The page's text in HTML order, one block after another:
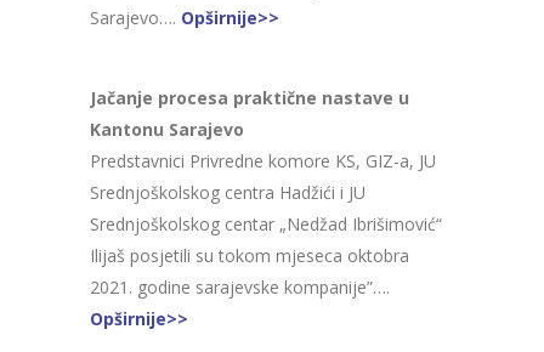
Sarajevo…. Opširnije>>
Jačanje procesa praktične nastave u
Kantonu Sarajevo
Predstavnici Privredne komore KS, GIZ-a, JU
Srednjoškolskog centra Hadžići i JU
Srednjoškolskog centar „Nedžad Ibrišimović“
Ilijaš posjetili su tokom mjeseca oktobra
2021. godine sarajevske kompanije”….
Opširnije>>